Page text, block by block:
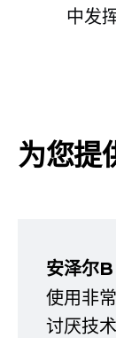
中发
为您提
安泽尔B
使用非
讨厌技